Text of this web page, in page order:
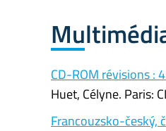
CD-ROM révisions :
Huet, Célyne. Paris:
Francouzsko-český,